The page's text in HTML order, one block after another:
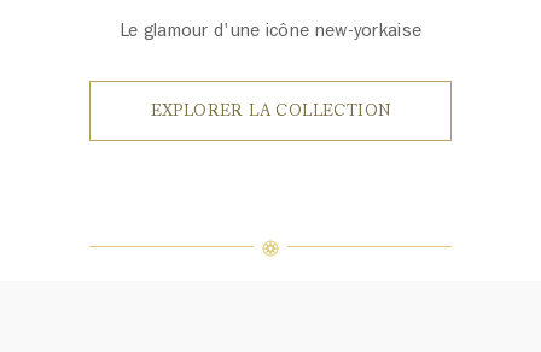
Le glamour d'une icône new-yorkaise
EXPLORER LA COLLECTION